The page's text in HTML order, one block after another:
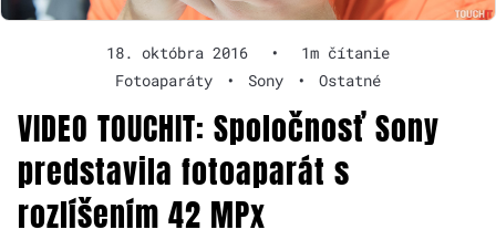
18. októbra 2016 •
1m čítanie
Fotoaparáty
• Sony • Ostatné
VIDEO TOUCHIT: Spoločnosť Sony
predstavila fotoaparát s
rozlíšením 42 MPx